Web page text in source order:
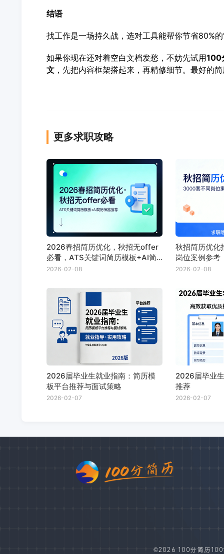
结语
找工作是一场持久战，选对工具能帮你节省80%
如果你现在还对着空白文档发愁，不妨先试用100
文，先把内容框架搭起来，再精修细节。最好的
更多求职攻略
2026春招简历优化，秋招无offer
必看，ATS关键词简历模板+AI简
历神器推荐
2026-02-08
秋招简历优
岗位案例参考
2026-02-08
2026届毕业生就业指南：简历模
板平台推荐与面试策略
2026-02-07
2026届毕业
推荐
2026-02-07
©2026 100分简历